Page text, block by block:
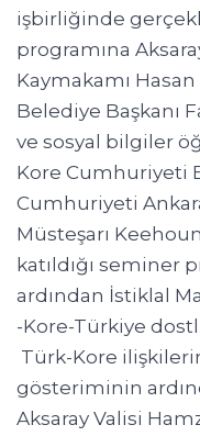
işbirliğinde
programına
Kaymakamı
Belediye Başkanı
ve sosyal bilgiler
Kore Cumhuriyeti
Cumhuriyeti
Müsteşarı
katıldığı seminer
ardından İstiklal
-Kore-Türkiye
Türk-Kore
gösteriminin
Aksaray Valisi